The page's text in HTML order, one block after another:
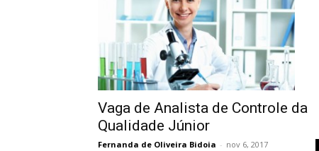
Vaga de Analista de Controle da
Qualidade Júnior
Fernanda de Oliveira Bidoia - nov 6, 2017